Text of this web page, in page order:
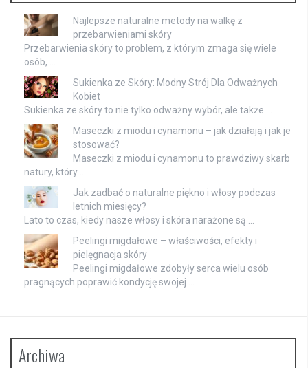
Najlepsze naturalne metody na walkę z
przebarwieniami skóry
Przebarwienia skóry to problem, z którym zmaga się wiele
osób, …
Sukienka ze Skóry: Modny Strój Dla Odważnych
Kobiet
Sukienka ze skóry to nie tylko odważny wybór, ale także …
Maseczki z miodu i cynamonu – jak działają i jak je
stosować?
Maseczki z miodu i cynamonu to prawdziwy skarb
natury, który …
Jak zadbać o naturalne piękno i włosy podczas
letnich miesięcy?
Lato to czas, kiedy nasze włosy i skóra narażone są …
Peelingi migdałowe – właściwości, efekty i
pielęgnacja skóry
Peelingi migdałowe zdobyły serca wielu osób
pragnących poprawić kondycję swojej …
Archiwa